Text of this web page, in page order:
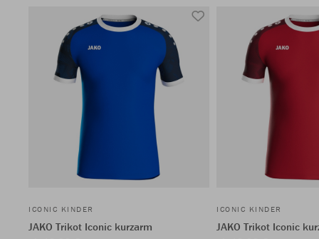
ICONIC KINDER
JAKO Trikot Iconic kurzarm
ICONIC KINDER
JAKO Trikot Iconic